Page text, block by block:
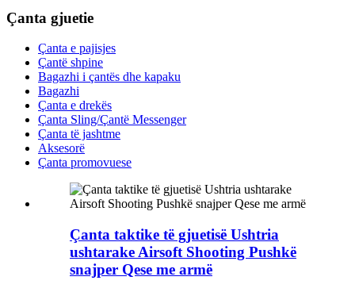
Çanta gjuetie
Çanta e pajisjes
Çantë shpine
Bagazhi i çantës dhe kapaku
Bagazhi
Çanta e drekës
Çanta Sling/Çantë Messenger
Çanta të jashtme
Aksesorë
Çanta promovuese
Çanta taktike të gjuetisë Ushtria
ushtarake Airsoft Shooting Pushkë
snajper Qese me armë